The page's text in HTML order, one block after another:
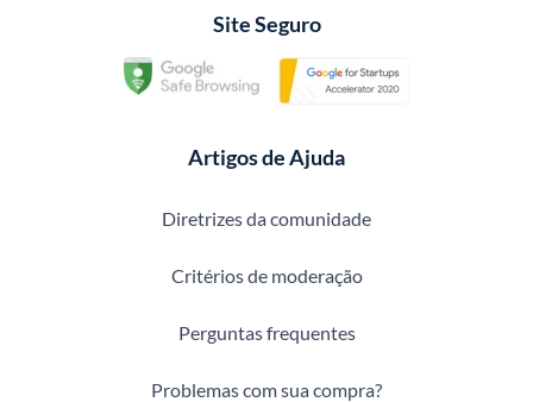
Site Seguro
Artigos de Ajuda
Diretrizes da comunidade
Critérios de moderação
Perguntas frequentes
Problemas com sua compra?